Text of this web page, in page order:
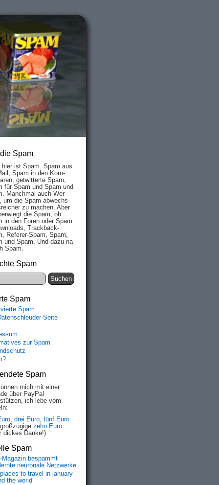
Spam
hier ist Spam. Spam aus
Spam in den Kom­
ge­twit­ter­te Spam,
für Spam und Spam und
Manch­mal auch Wer­
um die Spam ab­wechs­
zu mach­en. Aber
die Spam, ob
in den Fo­ren oder Spam
Track­back-
Re­fe­rer-Spam, Spam,
und Spam. Und da­zu na­
Spam.
Spam
Spam
Spam
Seite
zur Spam
Spam
mich mit einer
über PayPal
ich lebe vom
, drei Euro, fünf Euro
zehn Euro
dickes Danke!)
Spam
Magazin bespammt
neuronale Netzwerke
to travel in january
the world